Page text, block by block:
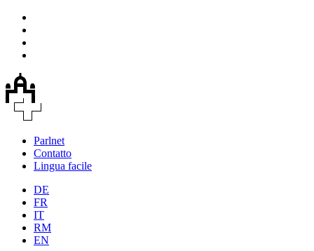
Parlnet
Contatto
Lingua facile
DE
FR
IT
RM
EN